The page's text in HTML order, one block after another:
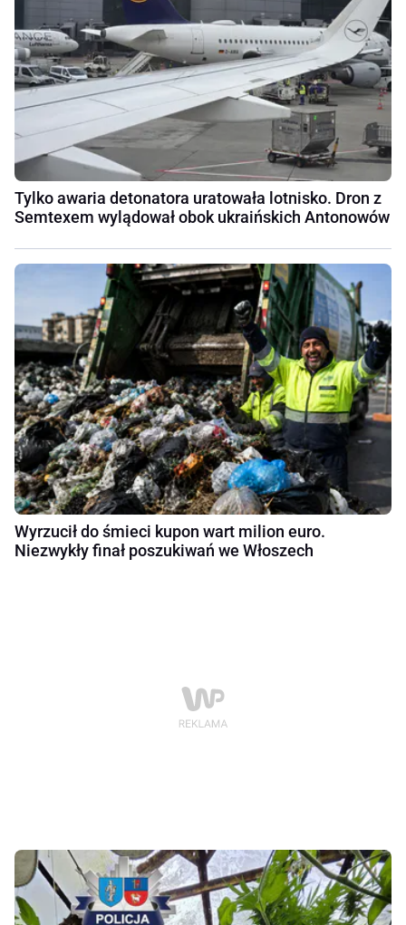
Tylko awaria detonatora uratowała lotnisko. Dron z
Semtexem wylądował obok ukraińskich Antonowów
Wyrzucił do śmieci kupon wart milion euro.
Niezwykły finał poszukiwań we Włoszech